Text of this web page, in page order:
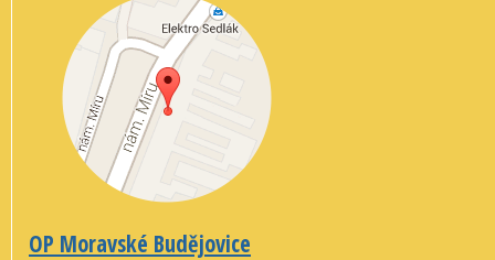
OP Moravské Budějovice